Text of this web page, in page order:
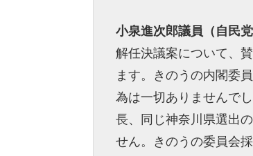
小泉進次郎議員（自民党
解任決議案について、
ます。きのうの内閣委
為は一切ありませんで
長、同じ神奈川県選出
せん。きのうの委員会